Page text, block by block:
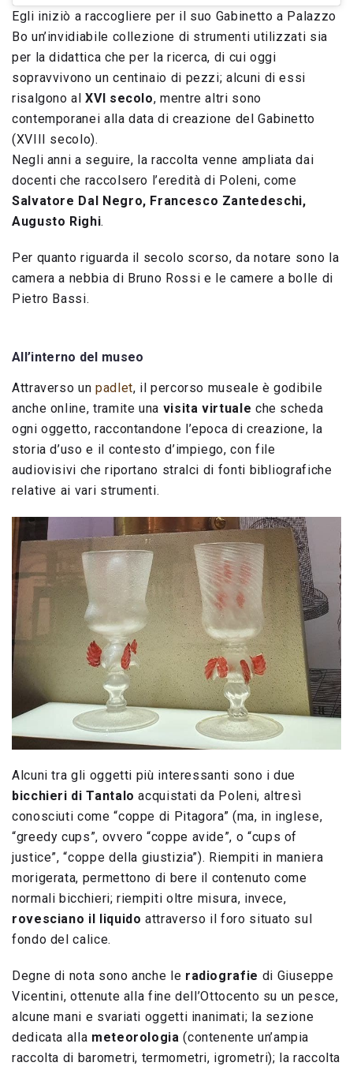
Egli iniziò a raccogliere per il suo Gabinetto a Palazzo
Bo un’invidiabile collezione di strumenti utilizzati sia
per la didattica che per la ricerca, di cui oggi
sopravvivono un centinaio di pezzi; alcuni di essi
risalgono alXVI secolo, mentre altri sono
contemporanei alla data di creazione del Gabinetto
(XVIII secolo).
Negli anni a seguire, la raccolta venne ampliata dai
docenti che raccolsero l’eredità di Poleni, come
Salvatore Dal Negro, Francesco Zantedeschi,
Augusto Righi.
Per quanto riguarda il secolo scorso, da notare sono la
camera a nebbia di Bruno Rossi e le camere a bolle di
Pietro Bassi.
All’interno del museo
Attraverso un padlet, il percorso museale è godibile
anche online, tramite una visita virtuale che scheda
ogni oggetto, raccontandone l’epoca di creazione, la
storia d’uso e il contesto d’impiego, con file
audiovisivi che riportano stralci di fonti bibliografiche
relative ai vari strumenti.
Alcuni tra gli oggetti più interessanti sono i due
bicchieri di Tantaloacquistati da Poleni, altresì
conosciuti come “coppe di Pitagora” (ma, in inglese,
“greedy cups”, ovvero “coppe avide”, o “cups of
justice”, “coppe della giustizia”). Riempiti in maniera
morigerata, permettono di bere il contenuto come
normali bicchieri; riempiti oltre misura, invece,
rovesciano il liquido attraverso il foro situato sul
fondo del calice.
Degne di nota sono anche le radiografie di Giuseppe
Vicentini, ottenute alla fine dell’Ottocento su un pesce,
alcune mani e svariati oggetti inanimati; la sezione
dedicata alla meteorologia (contenente un’ampia
raccolta di barometri, termometri, igrometri); la raccolta